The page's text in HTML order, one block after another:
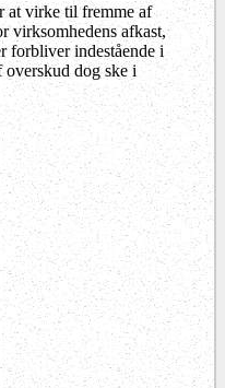
at virke til fremme af
virksomhedens afkast,
forbliver indestående i
dog ske i